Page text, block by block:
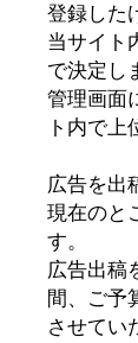
登録した
当サイト
で決定し
管理画面
ト内で上
広告を出
現在のと
す。
広告出稿
間、ご予
させてい